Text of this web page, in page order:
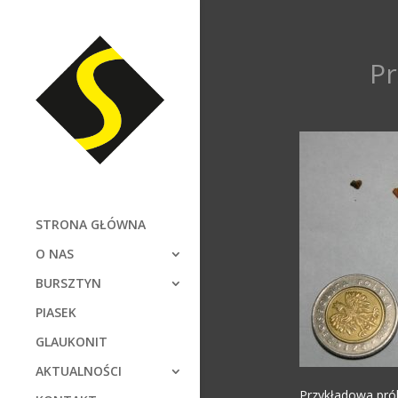
STRONA GŁÓWNA
O NAS
BURSZTYN
PIASEK
GLAUKONIT
AKTUALNOŚCI